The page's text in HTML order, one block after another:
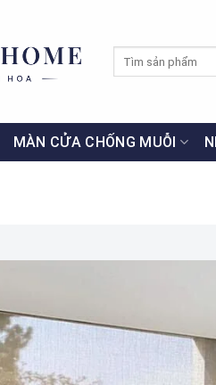
MÀN CỬA CHỐNG MUỖI